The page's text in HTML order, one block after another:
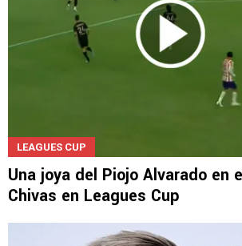
LEAGUES CUP
Una joya del Piojo Alvarado en
Chivas en Leagues Cup